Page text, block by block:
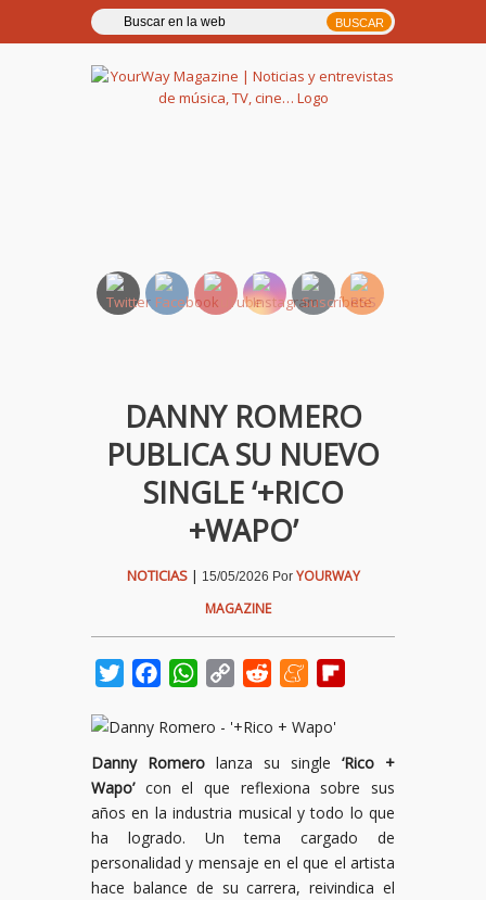
DANNY ROMERO
PUBLICA SU NUEVO
SINGLE ‘+RICO
+WAPO’
NOTICIAS| 15/05/2026 Por YOURWAY
MAGAZINE
TwitterFacebookWhatsApp
Copy
Reddit Meneame
Danny Romero lanza su single ‘Rico +
Wapo’con el que reflexiona sobre sus
años en la industria musical y todo lo que
ha logrado. Un tema cargado de
personalidad y mensaje en el que el artista
hace balance de su carrera, reivindica el